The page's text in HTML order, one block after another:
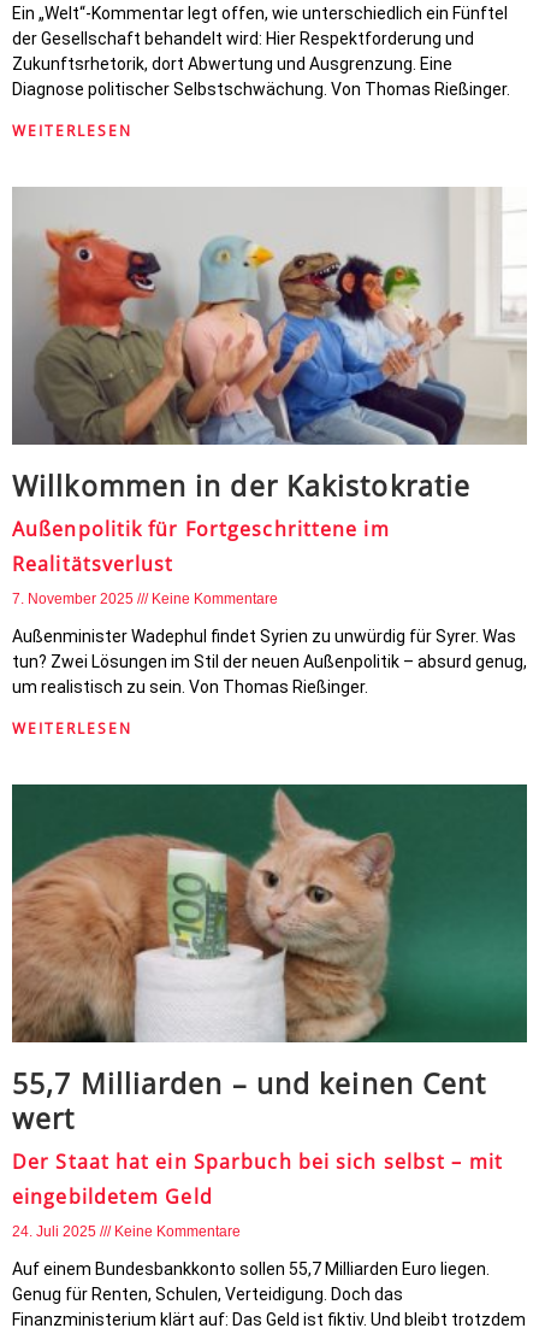
Ein „Welt“-Kommentar legt offen, wie unterschiedlich ein Fünftel
der Gesellschaft behandelt wird: Hier Respektforderung und
Zukunftsrhetorik, dort Abwertung und Ausgrenzung. Eine
Diagnose politischer Selbstschwächung. Von Thomas Rießinger.
WEITERLESEN
Willkommen in der Kakistokratie
Außenpolitik für Fortgeschrittene im
Realitätsverlust
7. November 2025 Keine Kommentare
Außenminister Wadephul findet Syrien zu unwürdig für Syrer. Was
tun? Zwei Lösungen im Stil der neuen Außenpolitik – absurd genug,
um realistisch zu sein. Von Thomas Rießinger.
WEITERLESEN
55,7 Milliarden – und keinen Cent
wert
Der Staat hat ein Sparbuch bei sich selbst – mit
eingebildetem Geld
24. Juli 2025 Keine Kommentare
Auf einem Bundesbankkonto sollen 55,7 Milliarden Euro liegen.
Genug für Renten, Schulen, Verteidigung. Doch das
Finanzministerium klärt auf: Das Geld ist fiktiv. Und bleibt trotzdem